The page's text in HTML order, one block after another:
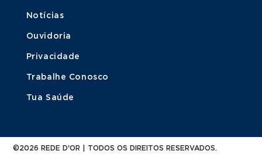
Notícias
Ouvidoria
Privacidade
Trabalhe Conosco
Tua Saúde
©2026 REDE D'OR | TODOS OS DIREITOS RESERVADOS.